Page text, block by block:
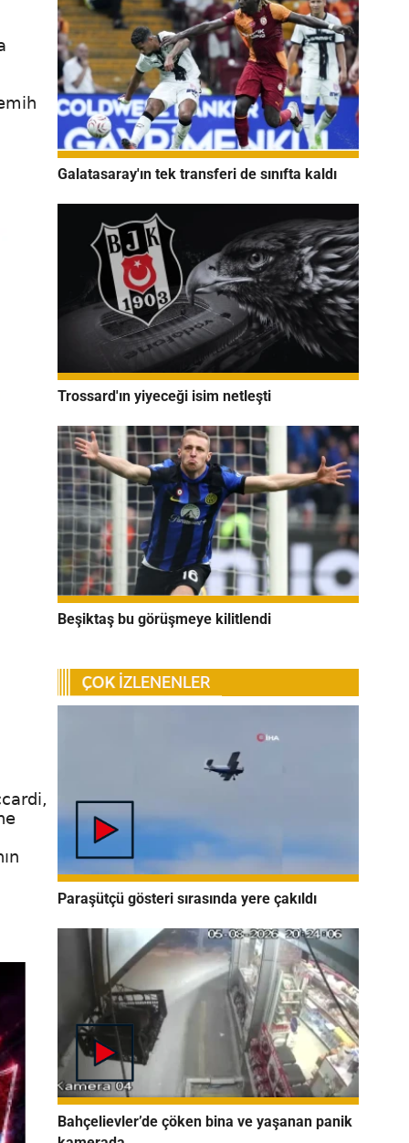
Galatasaray'ın tek transferi de sınıfta kaldı
Trossard'ın yiyeceği isim netleşti
Beşiktaş bu görüşmeye kilitlendi
Paraşütçü gösteri sırasında yere çakıldı
Bahçelievler’de çöken bina ve yaşanan panik